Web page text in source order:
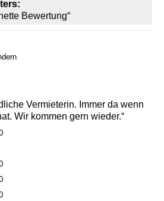
Bewertung“
Vermieterin. Immer da wenn
Wir kommen gern wieder.“